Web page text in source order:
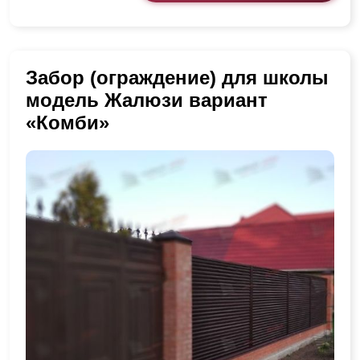
Забор (ограждение) для школы
модель Жалюзи вариант
«Комби»